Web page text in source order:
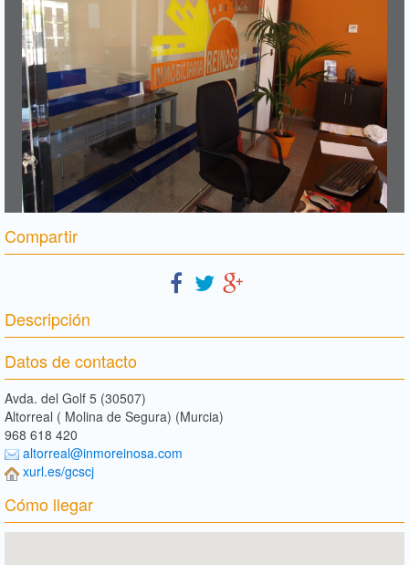
Compartir
Descripción
Datos de contacto
Avda. del Golf 5 (30507)
Altorreal ( Molina de Segura) (Murcia)
968 618 420
altorreal@inmoreinosa.com
xurl.es/gcscj
Cómo llegar